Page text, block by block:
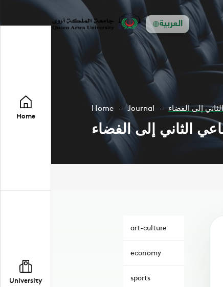
العربية
Home
University
Home Journal إلى الفضاء
الثاني إلى الفضاء
art-culture
economy
sports